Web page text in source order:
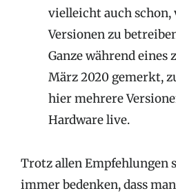
vielleicht auch schon,
Versionen zu
Ganze während eines
März 2020 gemerkt,
hier mehrere
Hardware live.
Trotz allen Empfehlungen
immer bedenken, dass